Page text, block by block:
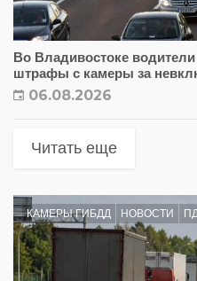
Во Владивостоке
штрафы с камеры за
06.08.2026
Читать еще
КАМЕРЫ ГИБДД НОВОСТИ